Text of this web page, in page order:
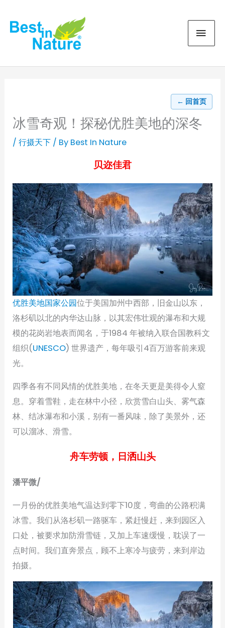
content
← 回首页
冰雪奇观！探秘优胜美地的深冬
/行摄天下 / By Best In Nature
贝迩佳君
优胜美地国家公园位于美国加州中西部，旧金山以东，
洛杉矶以北的内华达山脉，以其宏伟壮观的瀑布和大规
模的花岗岩地表而闻名，于1984 年被纳入联合国教科文
组织(UNESCO) 世界遗产，每年吸引4百万游客前来观
光。
四季各有不同风情的优胜美地，在冬天更是美得令人窒
息。穿着雪鞋，走在林中小径，欣赏雪白山头、雾气森
林、结冰瀑布和小溪，别有一番风味，除了美景外，还
可以溜冰、滑雪。
舟车劳顿，日洒山头
潘平微/
一月份的优胜美地气温达到零下10度，弯曲的公路积满
冰雪。我们从洛杉矶一路驱车，紧赶慢赶，来到园区入
口处，被要求加防滑雪链，又加上车速缓慢，耽误了一
点时间。我们直奔景点，顾不上寒冷与疲劳，来到岸边
拍摄。